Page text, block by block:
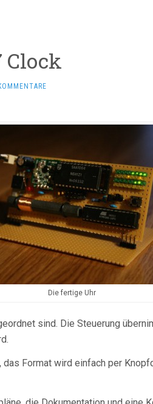
Clock
Die fertige Uhr
sind. Die Steuerung
Format wird einfach per